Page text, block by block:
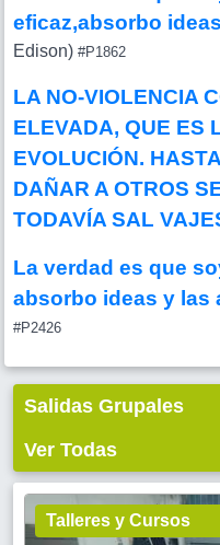
eficaz,absorbo
Edison) #P1862
LA NO-VIOLENCIA
ELEVADA, QUE ES
EVOLUCIÓN.
DAÑAR A OTROS
TODAVÍA SAL
La verdad es que
absorbo ideas y las
#P2426
Salidas Grupales
Ver Todas
Talleres y Cursos